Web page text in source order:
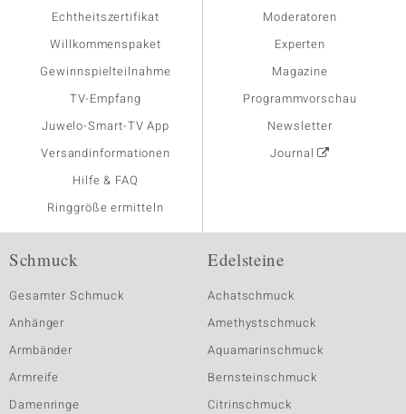
Echtheitszertifikat
Willkommenspaket
Gewinnspielteilnahme
TV-Empfang
Juwelo-Smart-TV App
Versandinformationen
Hilfe & FAQ
Ringgröße ermitteln
Moderatoren
Experten
Magazine
Programmvorschau
Newsletter
Journal
Schmuck
Gesamter Schmuck
Anhänger
Armbänder
Armreife
Damenringe
Edelsteine
Achatschmuck
Amethystschmuck
Aquamarinschmuck
Bernsteinschmuck
Citrinschmuck